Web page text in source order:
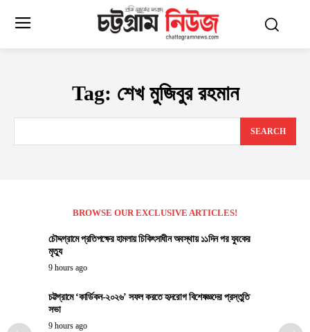
Tag: শেখ মুজিবুর রহমান
SEARCH
BROWSE OUR EXCLUSIVE ARTICLES!
চৌদ্দগ্রামে প্রতিপক্ষের হামলায় চিকিৎসাধীন অবস্থায় ১১দিন পর যুবকের
মৃত্যু
9 hours ago
চট্টগ্রামে ‘কার্ডিকন-২০২৬’ সফল করতে হৃদরোগ বিশেষজ্ঞদের প্রস্তুতি
সভা
9 hours ago